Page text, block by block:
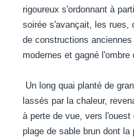
rigoureux s'ordonnant à
soirée s'avançait, les rues,
de constructions
modernes et gagné
Un long quai planté de
lassés par la chaleur,
à perte de vue, vers
plage de sable brun dont